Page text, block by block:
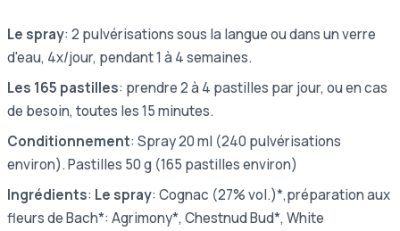
Le spray: 2 pulvérisations sous la langue ou dans un verre
d'eau, 4x/jour, pendant 1 à 4 semaines.
Les 165 pastilles: prendre 2 à 4 pastilles par jour, ou en cas
de besoin, toutes les 15 minutes.
Conditionnement: Spray 20 ml (240 pulvérisations
environ). Pastilles 50 g (165 pastilles environ)
Ingrédients: Le spray: Cognac (27% vol.)*,préparation aux
fleurs de Bach*: Agrimony*, Chestnud Bud*, White